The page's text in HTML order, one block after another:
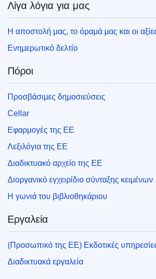
Λίγα λόγια για μας
Η αποστολή μας, το όραμά μας και οι
Ενημερωτικό δελτίο
Πόροι
Προσβάσιμες δημοσιεύσεις
Cellar
Εφαρμογές της ΕΕ
Λεξιλόγια της ΕΕ
Διαδικτυακό αρχείο της ΕΕ
Διοργανικό εγχειρίδιο σύνταξης κειμένων
Η γωνιά του βιβλιοθηκάριου
Εργαλεία
(Προσωπικό της ΕΕ) Εκδοτικές
Διαδικτυακά εργαλεία